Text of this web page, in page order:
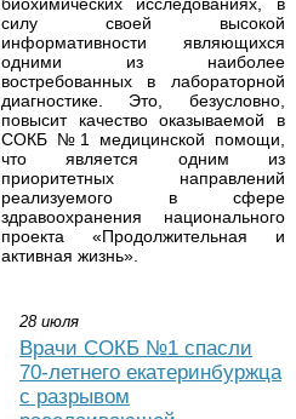
силу своей высокой
информативности являющихся
одними из наиболее
востребованных в лабораторной
диагностике.
Это, безусловно,
повысит качество оказываемой в
СОКБ №1 медицинской помощи,
что является одним из
приоритетных направлений
реализуемого в сфере
здравоохранения национального
проекта «Продолжительная и
активная жизнь».
28 июля
Врачи СОКБ №1 спасли
70-летнего екатеринбуржца
с разрывом